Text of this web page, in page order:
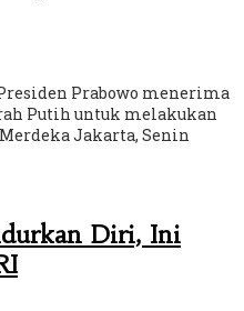
Prabowo menerima
Putih untuk melakukan
Jakarta, Senin
Diri, Ini